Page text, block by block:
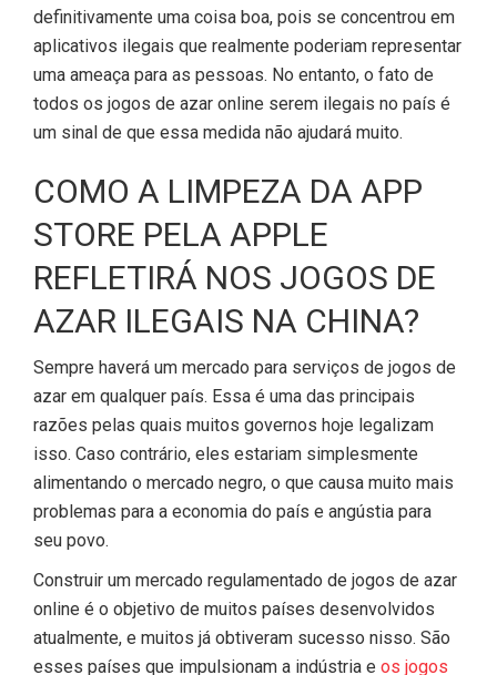
definitivamente uma coisa boa, pois se concentrou em
aplicativos ilegais que realmente poderiam representar
uma ameaça para as pessoas. No entanto, o fato de
todos os jogos de azar online serem ilegais no país é
um sinal de que essa medida não ajudará muito.
COMO A LIMPEZA DA APP
STORE PELA APPLE
REFLETIRÁ NOS JOGOS DE
AZAR ILEGAIS NA CHINA?
Sempre haverá um mercado para serviços de jogos de
azar em qualquer país. Essa é uma das principais
razões pelas quais muitos governos hoje legalizam
isso. Caso contrário, eles estariam simplesmente
alimentando o mercado negro, o que causa muito mais
problemas para a economia do país e angústia para
seu povo.
Construir um mercado regulamentado de jogos de azar
online é o objetivo de muitos países desenvolvidos
atualmente, e muitos já obtiveram sucesso nisso. São
esses países que impulsionam a indústria e os jogos